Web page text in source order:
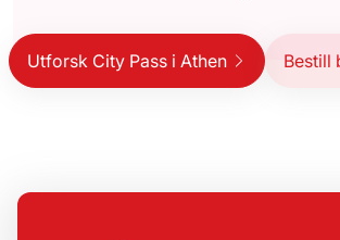
Utforsk City Pass i Athen Bestill